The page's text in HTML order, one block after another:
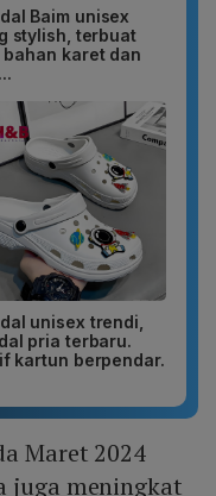
Baim unisex
stylish, terbuat
bahan karet dan
unisex trendi,
pria terbaru.
kartun berpendar.
Maret 2024
juga meningkat